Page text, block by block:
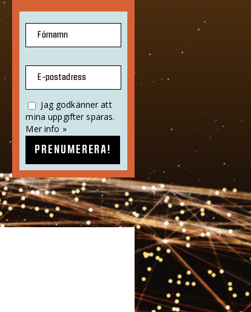
Förnamn
E-postadress
Jag godkänner att
mina uppgifter sparas.
Mer info »
PRENUMERERA!